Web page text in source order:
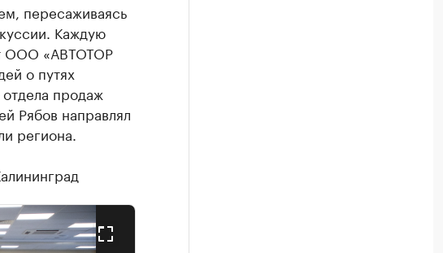
пересаживаясь
Каждую
ООО «АВТОТОР
о путях
продаж
Рябов направлял
региона.